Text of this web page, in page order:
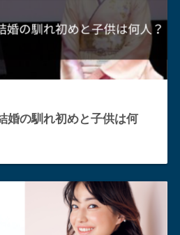
婚の馴れ初めと子供は何